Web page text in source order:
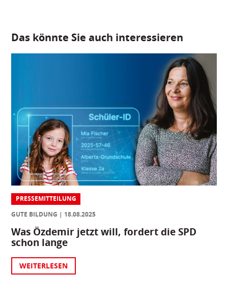
Das könnte Sie auch interessieren
PRESSEMITTEILUNG
GUTE BILDUNG
18.08.2025
Was Özdemir jetzt will, fordert die SPD
schon lange
WEITERLESEN